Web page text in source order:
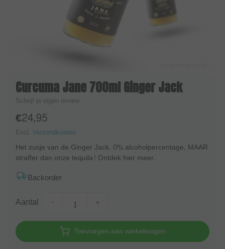
Curcuma Jane 700ml Ginger Jack
Schrijf je eigen review
€24,95
Excl. Verzendkosten
Het zusje van de Ginger Jack. 0% alcoholpercentage, MAAR
straffer dan onze tequila! Ontdek hier meer.
Backorder
Aantal +
Toevoegen aan winkelwagen